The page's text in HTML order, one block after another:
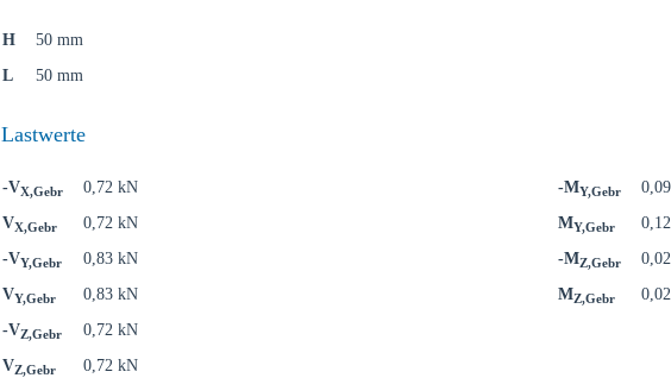
H
50 mm
L
50 mm
Lastwerte
-VX,Gebr
0,72 kN
VX,Gebr
0,72 kN
-VY,Gebr
0,83 kN
VY,Gebr
0,83 kN
-VZ,Gebr
0,72 kN
VZ,Gebr 0,72 kN
-MY,Gebr
MY,Gebr
-MZ,Gebr
MZ,Gebr